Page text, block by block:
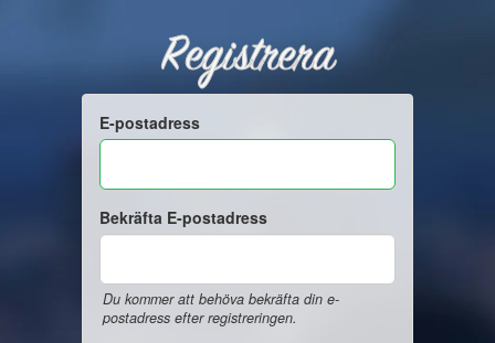
Registrera
E-postadress
Bekräfta E-postadress
Du kommer att behöva bekräfta din e-
postadress efter registreringen.